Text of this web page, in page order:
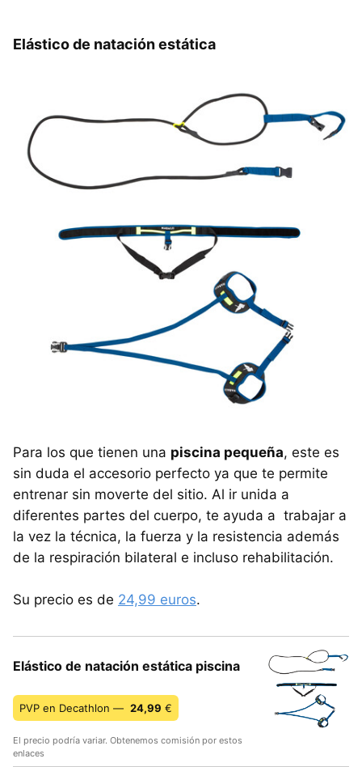
Elástico de natación estática
Para los que tienen una piscina pequeña, este es
sin duda el accesorio perfecto ya que te permite
entrenar sin moverte del sitio. Al ir unida a
diferentes partes del cuerpo, te ayuda a trabajar a
la vez la técnica, la fuerza y la resistencia además
de la respiración bilateral e incluso rehabilitación.
Su precio es de 24,99 euros.
Elástico de natación estática piscina
PVP en Decathlon — 24,99 €
El precio podría variar. Obtenemos comisión por estos
enlaces